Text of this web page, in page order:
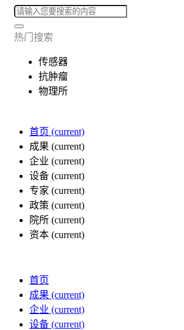
热门搜索
传感器
抗肿瘤
物理所
首页 (current)
成果 (current)
企业 (current)
设备 (current)
专家 (current)
政策 (current)
院所 (current)
资本 (current)
首页
成果 (current)
企业 (current)
设备 (current)